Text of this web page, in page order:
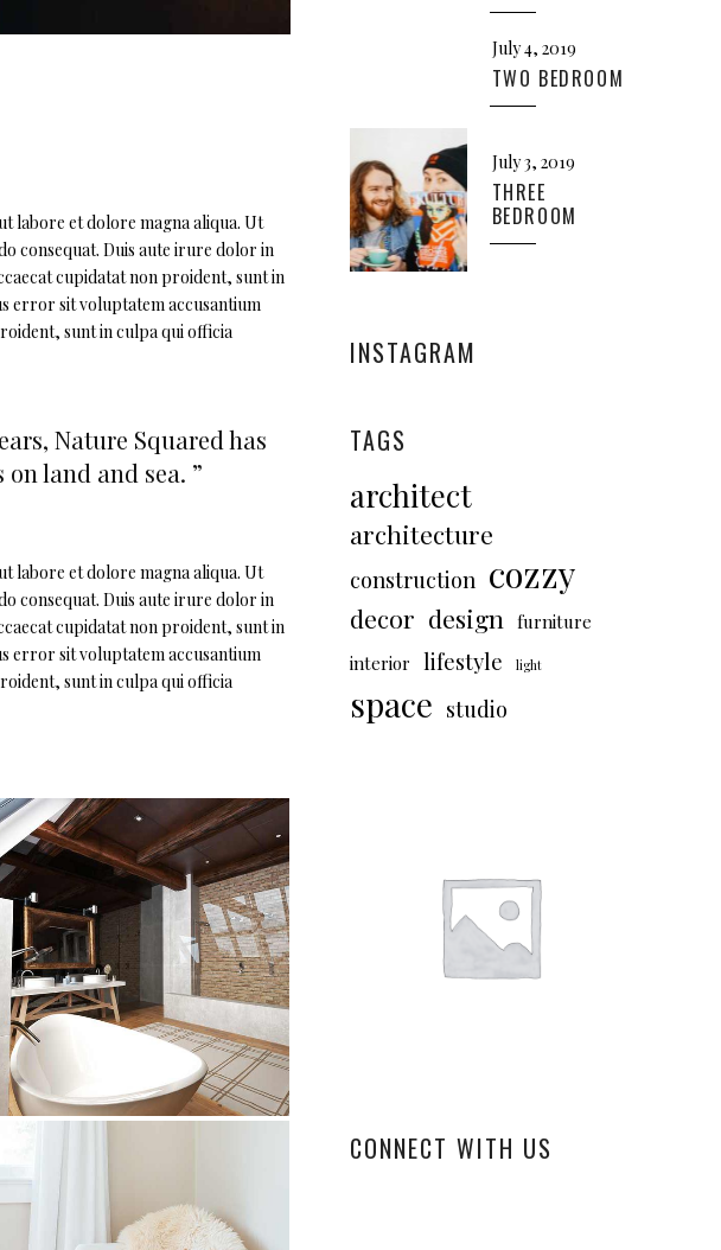
labore et dolore magna aliqua. Ut
consequat. Duis aute irure dolor in
cupidatat non proident, sunt in
error sit voluptatem accusantium
sunt in culpa qui officia
Nature Squared has
land and sea. ”
labore et dolore magna aliqua. Ut
consequat. Duis aute irure dolor in
cupidatat non proident, sunt in
error sit voluptatem accusantium
sunt in culpa qui officia
July 4, 2019
TWO BEDROOM
July 3, 2019
THREE
BEDROOM
INSTAGRAM
TAGS
architect
architecture
construction cozzy
decor design
furniture
interior lifestyle light
space studio
CONNECT WITH US